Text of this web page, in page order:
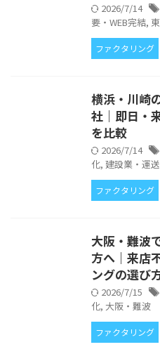
2026/7/14
要・WEB完結,
ファクタリング
横浜・川崎
社｜即日・
を比較
2026/7/14
化, 建設業・運
ファクタリング
大阪・難波
方へ｜来店
ングの選び
2026/7/15
化, 大阪・難波
ファクタリング